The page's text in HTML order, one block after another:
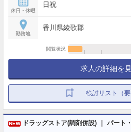
休日・休暇
日祝
勤務地
香川県綾歌郡
閲覧状況
求人の詳細を
検討リスト（要
NEW ドラッグストア(調剤併設) ｜ パート